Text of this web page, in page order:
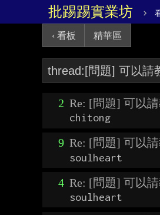
批踢踢實業坊 ›
‹ 看板 精華區
2 Re: [問題] 可以
chitong
9 Re: [問題] 可以
soulheart
4 Re: [問題] 可以
soulheart